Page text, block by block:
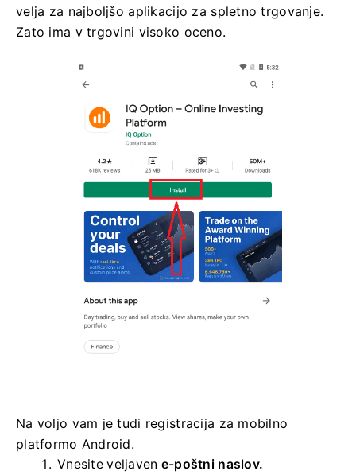
velja za najboljšo aplikacijo za spletno trgovanje.
Zato ima v trgovini visoko oceno.
Na voljo vam je tudi registracija za mobilno
platformo Android.
Vnesite veljaven e-poštni naslov.